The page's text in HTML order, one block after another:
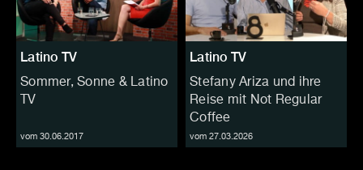
Latino TV
Sommer, Sonne & Latino
TV
vom 30.06.2017
Latino TV
Stefany Ariza und ihre
Reise mit Not Regular
Coffee
vom 27.03.2026